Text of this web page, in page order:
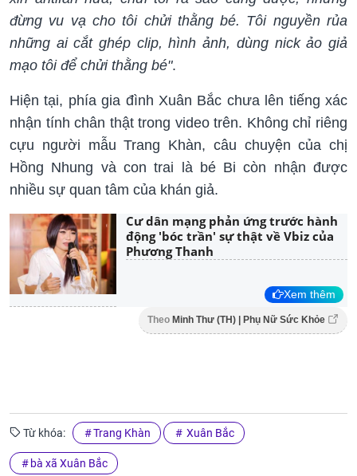
đừng vu vạ cho tôi chửi thằng bé. Tôi nguyền rủa
những ai cắt ghép clip, hình ảnh, dùng nick ảo giả
mạo tôi để chửi thằng bé".
Hiện tại, phía gia đình Xuân Bắc chưa lên tiếng xác
nhận tính chân thật trong video trên. Không chỉ riêng
cựu người mẫu Trang Khàn, câu chuyện của chị
Hồng Nhung và con trai là bé Bi còn nhận được
nhiều sự quan tâm của khán giả.
Cư dân mạng phản ứng trước hành
động 'bóc trần' sự thật về Vbiz của
Phương Thanh
Xem thêm
Theo Minh Thư (TH) | Phụ Nữ Sức Khỏe
Từ khóa: Trang Khàn Xuân Bắc
bà xã Xuân Bắc